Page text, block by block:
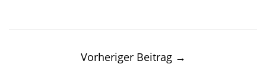
navigationVorheriger Beitrag →